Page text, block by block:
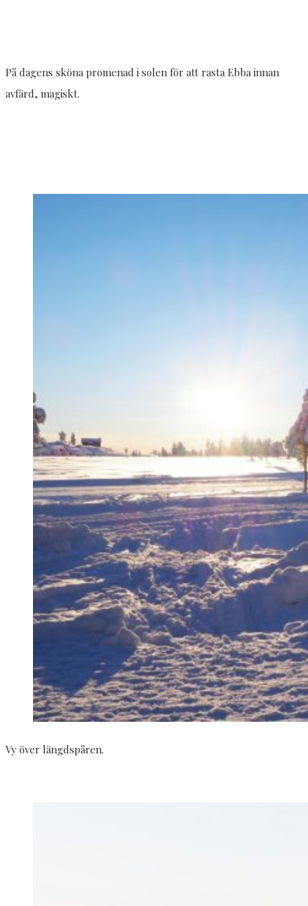
På dagens sköna promenad i solen för att rasta Ebba innan
avfärd, magiskt.
Vy över längdspåren.